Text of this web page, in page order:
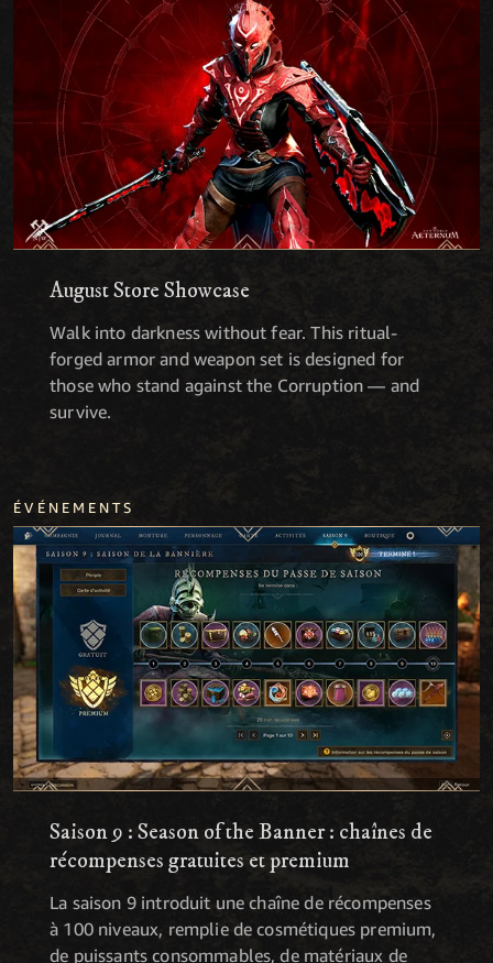
August Store Showcase
Walk into darkness without fear. This ritual-
forged armor and weapon set is designed for
those who stand against the Corruption — and
survive.
ÉVÉNEMENTS
Saison 9 : Season of the Banner : chaînes de
récompenses gratuites et premium
La saison 9 introduit une chaîne de récompenses
à 100 niveaux, remplie de cosmétiques premium,
de puissants consommables, de matériaux de